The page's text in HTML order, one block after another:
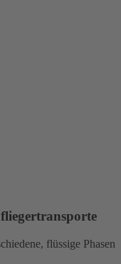
flüssige Phasen